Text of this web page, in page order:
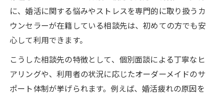
に、婚活に関する悩みやストレスを専門的に取り扱うカ
ウンセラーが在籍している相談先は、初めての方でも安
心して利用できます。
こうした相談先の特徴として、個別面談による丁寧なヒ
アリングや、利用者の状況に応じたオーダーメイドのサ
ポート体制が挙げられます。例えば、婚活疲れの原因を